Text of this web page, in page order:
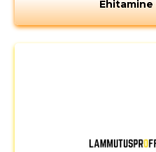
Ehitamine